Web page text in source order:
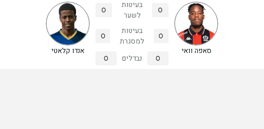
סאפה וואי
0
בעיטות
לשער
0
0
בעיטות
למסגרת
0
0 נבדלים 0
אנדו קלאטי